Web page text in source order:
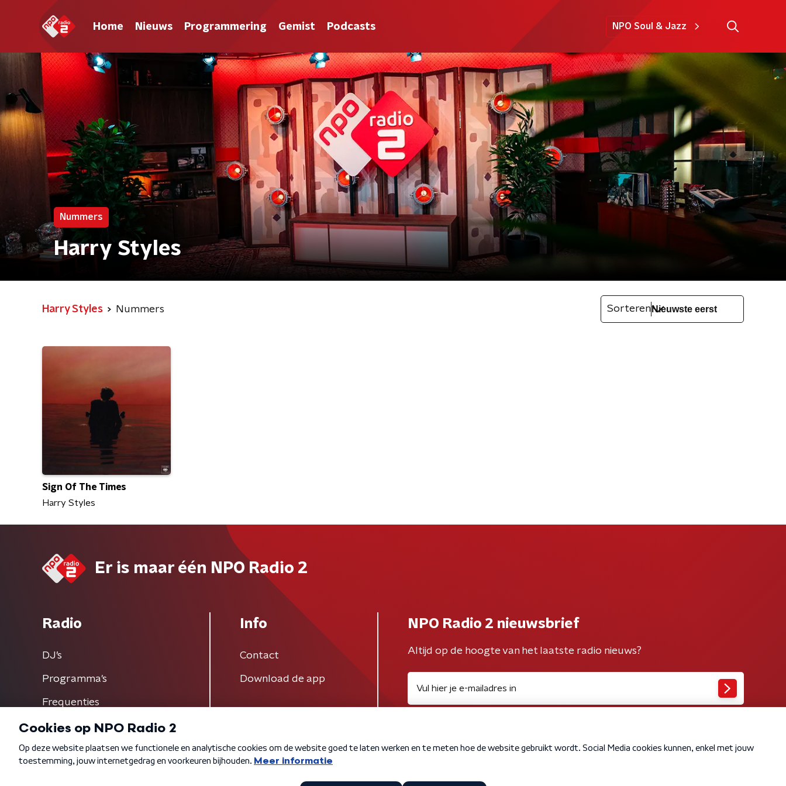
Home Nieuws Programmering Gemist Podcasts NPO Soul & Jazz
Nummers
Harry Styles
Harry Styles Nummers Sorteren
Sign Of The Times
Harry Styles
Er is maar één NPO Radio 2
Radio
DJ’s
Programma's
Frequenties
Info
Contact
Download de app
NPO Radio 2 nieuwsbrief
Altijd op de hoogte van het laatste radio nieuws?
Algemene voorwaarden Privacybeleid